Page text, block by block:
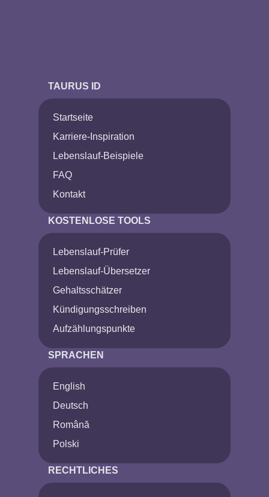
TAURUS ID
Startseite
Karriere-Inspiration
Lebenslauf-Beispiele
FAQ
Kontakt
KOSTENLOSE TOOLS
Lebenslauf-Prüfer
Lebenslauf-Übersetzer
Gehaltsschätzer
Kündigungsschreiben
Aufzählungspunkte
SPRACHEN
English
Deutsch
Română
Polski
RECHTLICHES